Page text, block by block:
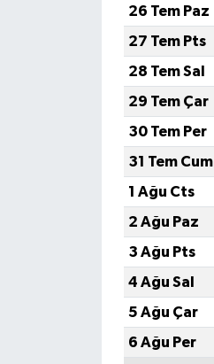
26 Tem Paz
27 Tem Pts
28 Tem Sal
29 Tem Çar
30 Tem Per
31 Tem Cum
1 Ağu Cts
2 Ağu Paz
3 Ağu Pts
4 Ağu Sal
5 Ağu Çar
6 Ağu Per